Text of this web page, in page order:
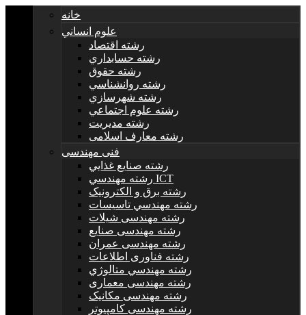
خانه
علوم انساني
رشته اقتصاد
رشته حسابداري
رشته حقوق
رشته روانشناسي
رشته شهرسازي
رشته علوم اجتماعي
رشته مديريت
رشته معارف اسلامی
فنی مهندسی
رشته صنايع غذايي
رشته مهندسي ICT
رشته برق و الکترونيک
رشته مهندسي تاسيسات
رشته مهندسی شیلات
رشته مهندسی صنایع
رشته مهندسی عمران
رشته فناوری اطلاعات
رشته مهندسي متالوژي
رشته مهندسی معماری
رشته مهندسی مکانیک
رشته مهندسی کامپیوتر